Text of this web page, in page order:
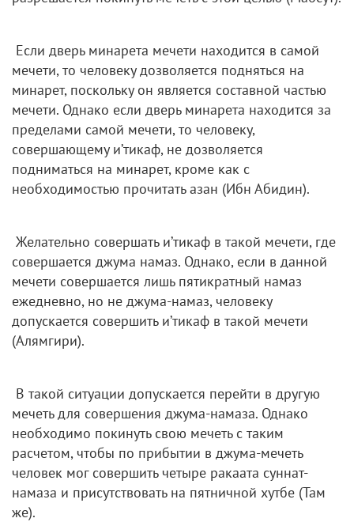
Если дверь минарета мечети находится в самой
мечети, то человеку дозволяется подняться на
минарет, поскольку он является составной частью
мечети. Однако если дверь минарета находится за
пределами самой мечети, то человеку,
совершающему и’тикаф, не дозволяется
подниматься на минарет, кроме как с
необходимостью прочитать азан (Ибн Абидин).
Желательно совершать и’тикаф в такой мечети, где
совершается джума намаз. Однако, если в данной
мечети совершается лишь пятикратный намаз
ежедневно, но не джума-намаз, человеку
допускается совершить и’тикаф в такой мечети
(Алямгири).
В такой ситуации допускается перейти в другую
мечеть для совершения джума-намаза. Однако
необходимо покинуть свою мечеть с таким
расчетом, чтобы по прибытии в джума-мечеть
человек мог совершить четыре ракаата суннат-
намаза и присутствовать на пятничной хутбе (Там
же).